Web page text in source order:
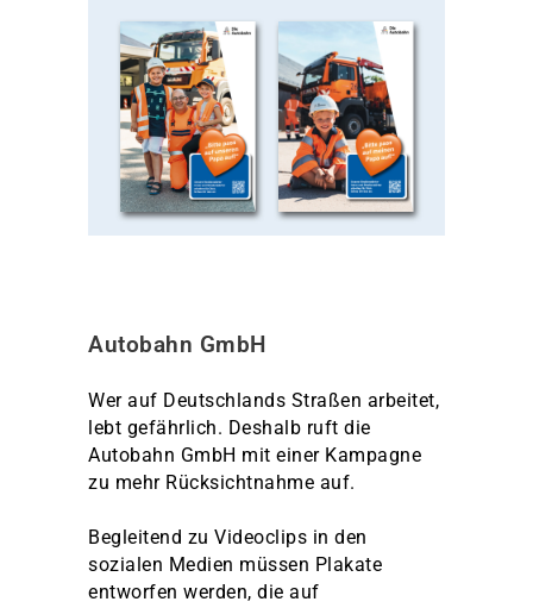
Autobahn GmbH
Wer auf Deutschlands Straßen arbeitet,
lebt gefährlich. Deshalb ruft die
Autobahn GmbH mit einer Kampagne
zu mehr Rücksichtnahme auf.
Begleitend zu Videoclips in den
sozialen Medien müssen Plakate
entworfen werden, die auf